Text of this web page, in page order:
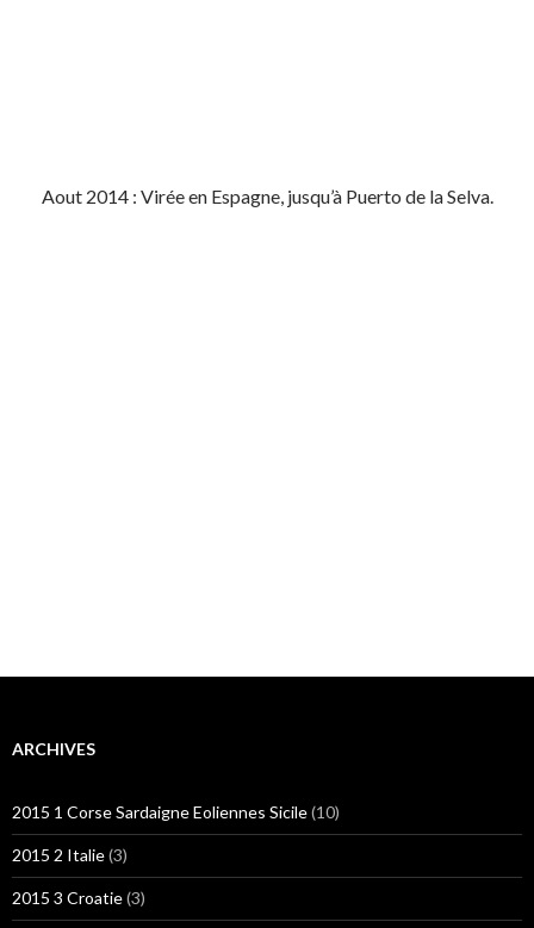
Aout 2014 : Virée en Espagne, jusqu’à Puerto de la Selva.
ARCHIVES
2015 1 Corse Sardaigne Eoliennes Sicile(10)
2015 2 Italie(3)
2015 3 Croatie(3)